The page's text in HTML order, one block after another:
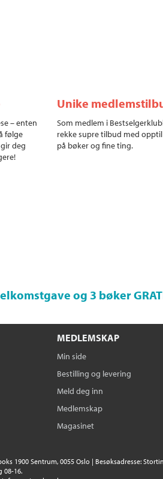
– enten
følge
deg
Unike
Som medlem i
rekke supre tilbud med
på bøker og fine ting.
og 3 bøker
MEDLEMSKAP
Min side
Bestilling og levering
Meld deg inn
Medlemskap
Magasinet
1900 Sentrum, 0055 Oslo | Besøksadresse:
08-16.